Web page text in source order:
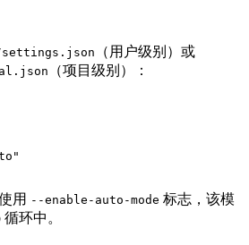
（用户级别）或
（项目级别）：
用 --enable-auto-mode 标志，该模
环中。